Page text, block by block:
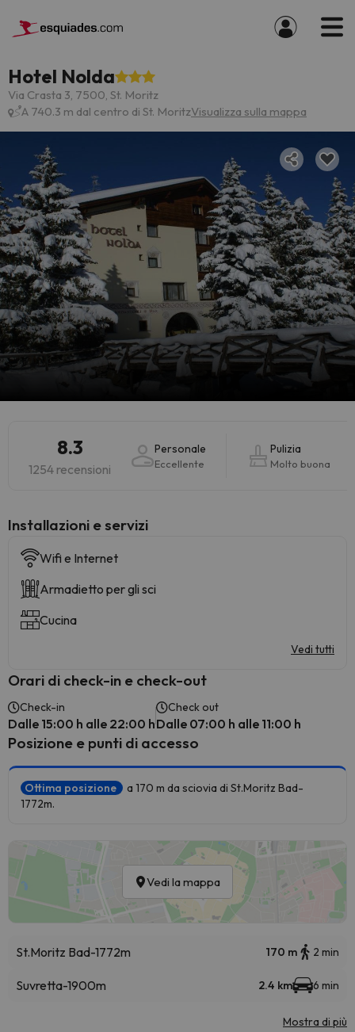
Hotel Nolda
Via Crasta 3, 7500, St. Moritz
A 740.3 m dal centro di St. MoritzVisualizza sulla mappa
8.3
1254 recensioni
Personale
Eccellente
Pulizia
Molto buona
Installazioni e servizi
Wifi e Internet
Armadietto per gli sci
Cucina
Vedi tutti
Orari di check-in e check-out
Check-in
Dalle 15:00 h alle 22:00 h
Check out
Dalle 07:00 h alle 11:00 h
Posizione e punti di accesso
Ottima posizione
a 170 m da sciovia di St.Moritz Bad-
1772m.
Vedi la mappa
St.Moritz Bad-1772m 170 m 2 min
Suvretta-1900m 2.4 km 6 min
Mostra di più